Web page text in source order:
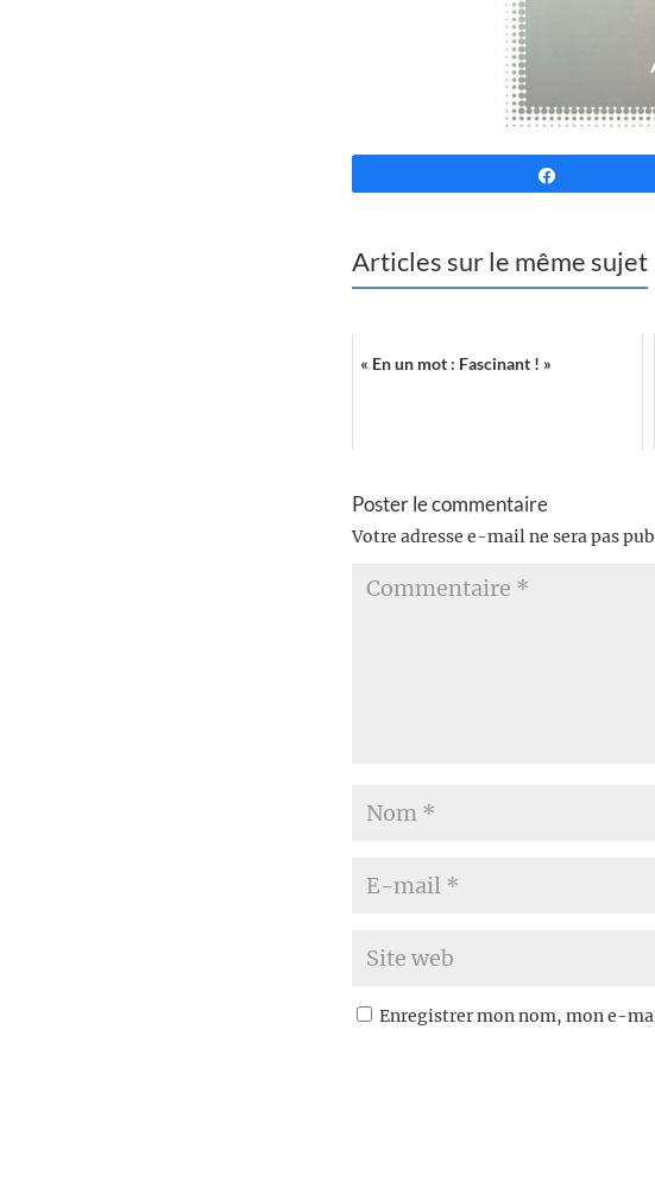
Articles sur le même sujet
« En un mot : Fascinant ! »
Poster le commentaire
Votre adresse e-mail ne sera pas
Enregistrer mon nom, mon e-